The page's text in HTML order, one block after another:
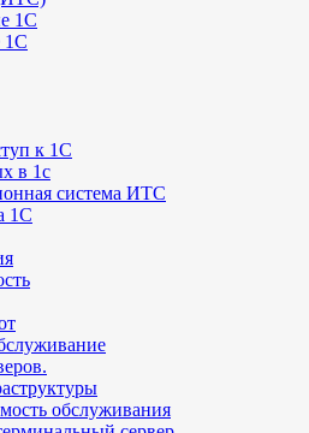
1С
1С
к 1С
в 1с
система ИТС
1С
обслуживания